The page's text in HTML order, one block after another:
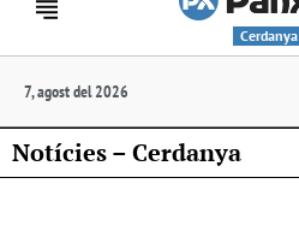
Cerdanya
7, agost del 2026
Notícies – Cerdanya